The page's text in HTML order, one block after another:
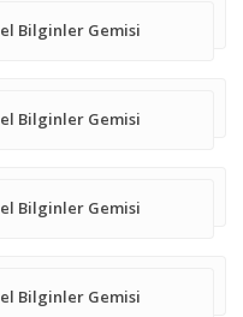
Bilginler Gemisi
Bilginler Gemisi
Bilginler Gemisi
Bilginler Gemisi